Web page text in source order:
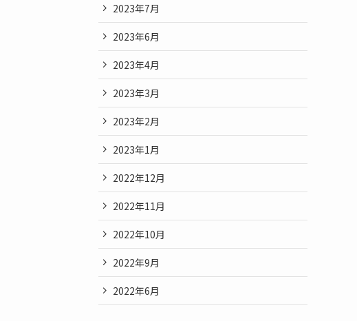
2023年7月
2023年6月
2023年4月
2023年3月
2023年2月
2023年1月
2022年12月
2022年11月
2022年10月
2022年9月
2022年6月